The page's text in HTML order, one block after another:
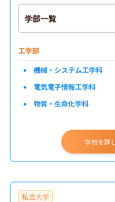
学部一覧
工学部
機械・システム工学科
電気電子情報工学科
物質・生命化学科
建築・都市環境工学科
学校を詳
私立大学